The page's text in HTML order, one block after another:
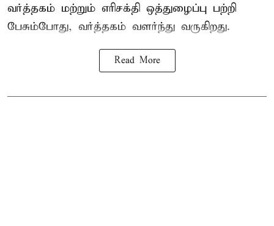
வர்த்தகம் மற்றும் எரிசக்தி ஒத்துழைப்பு பற்றி
பேசும்போது, வர்த்தகம் வளர்ந்து வருகிறது.
Read More